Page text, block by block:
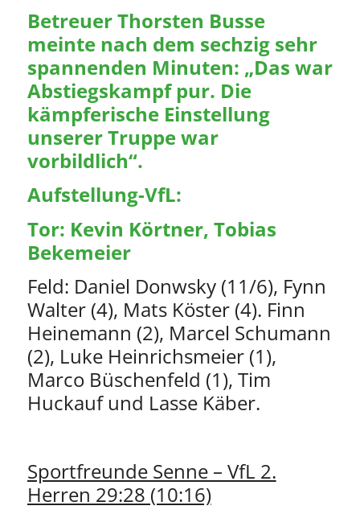
Betreuer Thorsten Busse
meinte nach dem sechzig sehr
spannenden Minuten: „Das war
Abstiegskampf pur. Die
kämpferische Einstellung
unserer Truppe war
vorbildlich“.
Aufstellung-VfL:
Tor: Kevin Körtner, Tobias
Bekemeier
Feld: Daniel Donwsky (11/6), Fynn
Walter (4), Mats Köster (4). Finn
Heinemann (2), Marcel Schumann
(2), Luke Heinrichsmeier (1),
Marco Büschenfeld (1), Tim
Huckauf und Lasse Käber.
Sportfreunde Senne – VfL 2.
Herren 29:28 (10:16)